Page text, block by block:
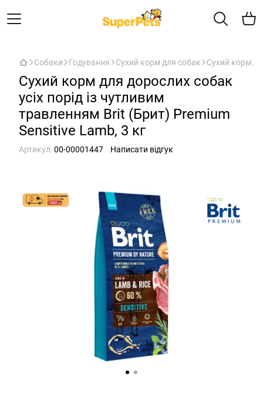
Собаки Годування Сухий корм для собак Сухий корм
Сухий корм для дорослих собак
усіх порід із чутливим
травленням Brit (Брит) Premium
Sensitive Lamb, 3 кг
Артикул:00-00001447 Написати відгук